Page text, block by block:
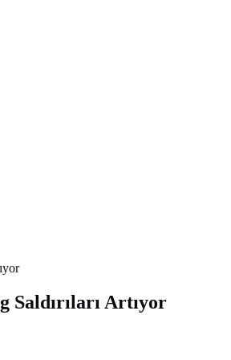
Saldırıları Artıyor